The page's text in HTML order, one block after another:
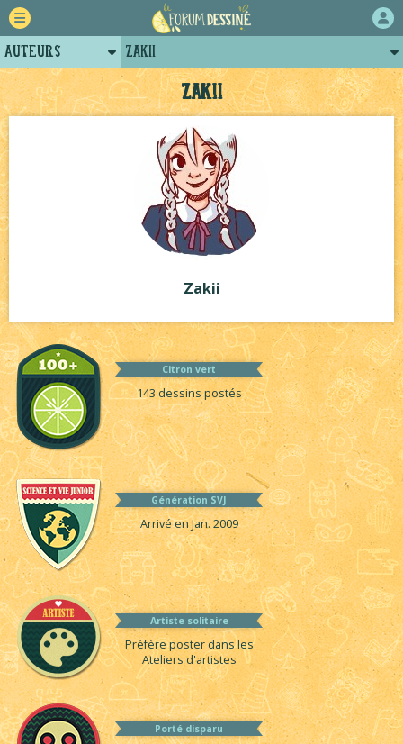
Zakii
Zakii
Citron vert
143 dessins postés
Génération SVJ
Arrivé en Jan. 2009
Artiste solitaire
Préfère poster dans les
Ateliers d'artistes
Porté disparu
Auteurs
Retour
Forum
Projets
Tutoriels
Zakii
Posts de zakii
Arènes de zakii